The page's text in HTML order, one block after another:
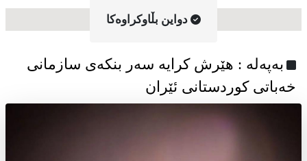
دواین بڵاوکراوه‌کا
به‌په‌له‌ : هێرش کرایە سەر بنکەی سازمانی
خەباتی کوردستانی ئێران